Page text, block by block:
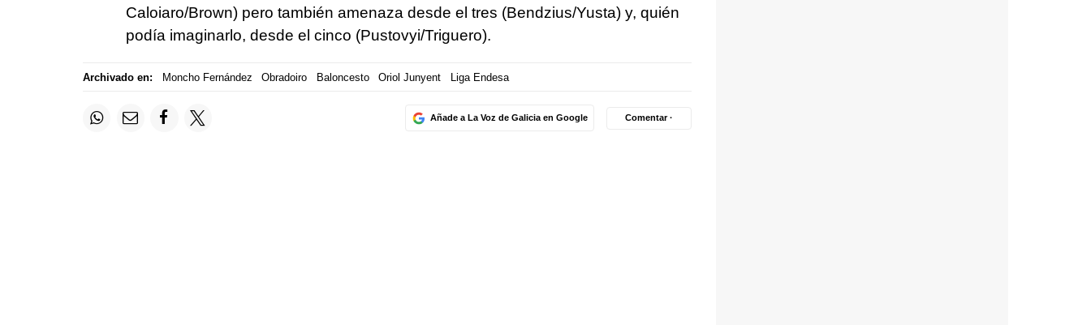
Caloiaro/Brown) pero también amenaza desde el tres (Bendzius/Yusta) y, quién
podía imaginarlo, desde el cinco (Pustovyi/Triguero).
Archivado en: Moncho Fernández Obradoiro Baloncesto Oriol Junyent Liga Endesa
Añade a La Voz de Galicia en Google Comentar ·